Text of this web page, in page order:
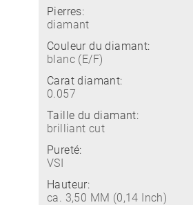
Pierres:
diamant
Couleur du diamant:
blanc (E/F)
Carat diamant:
0.057
Taille du diamant:
brilliant cut
Pureté:
VSI
Hauteur:
ca. 3,50 MM (0,14 Inch)